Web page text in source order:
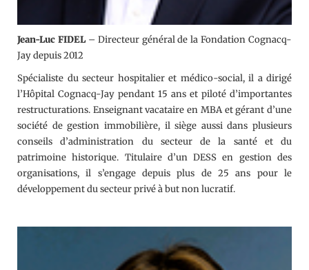
Jean-Luc FIDEL – Directeur général de la Fondation Cognacq-
Jay depuis 2012
Spécialiste du secteur hospitalier et médico-social, il a dirigé
l’Hôpital Cognacq-Jay pendant 15 ans et piloté d’importantes
restructurations. Enseignant vacataire en MBA et gérant d’une
société de gestion immobilière, il siège aussi dans plusieurs
conseils d’administration du secteur de la santé et du
patrimoine historique. Titulaire d’un DESS en gestion des
organisations, il s’engage depuis plus de 25 ans pour le
développement du secteur privé à but non lucratif.